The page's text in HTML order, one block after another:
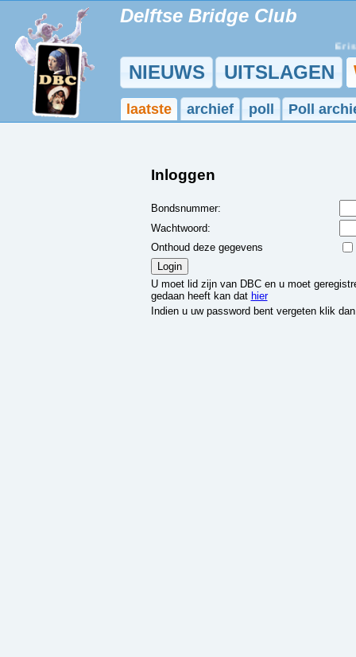
Delftse Bridge Club
Er is
NIEUWS UITSLAGEN
laatste archief poll Poll
Inloggen
Bondsnummer:
Wachtwoord:
Onthoud deze gegevens
U moet lid zijn van DBC en u moet
gedaan heeft kan dat hier
Indien u uw password bent vergeten klik